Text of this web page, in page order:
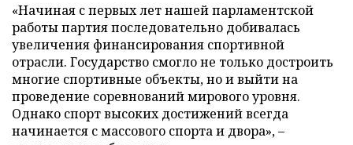
«Начиная с первых лет нашей парламентской
работы партия последовательно добивалась
увеличения финансирования спортивной
отрасли. Государство смогло не только достроить
многие спортивные объекты, но и выйти на
проведение соревнований мирового уровня.
Однако спорт высоких достижений всегда
начинается с массового спорта и двора», –